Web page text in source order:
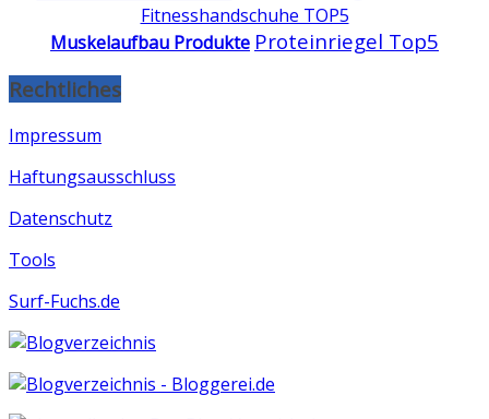
Fitnesshandschuhe TOP5
Muskelaufbau Produkte Proteinriegel Top5
Rechtliches
Impressum
Haftungsausschluss
Datenschutz
Tools
Surf-Fuchs.de